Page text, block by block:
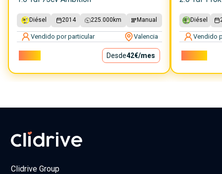
Diésel 2014 225.000 km Manual
Vendido por particular Valencia
Desde42€/mes
Diésel
Vendido
Clidrive Group